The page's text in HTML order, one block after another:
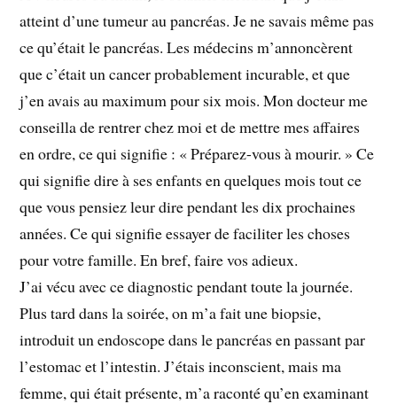
atteint d’une tumeur au pancréas. Je ne savais même pas
ce qu’était le pancréas. Les médecins m’annoncèrent
que c’était un cancer probablement incurable, et que
j’en avais au maximum pour six mois. Mon docteur me
conseilla de rentrer chez moi et de mettre mes affaires
en ordre, ce qui signifie : « Préparez-vous à mourir. » Ce
qui signifie dire à ses enfants en quelques mois tout ce
que vous pensiez leur dire pendant les dix prochaines
années. Ce qui signifie essayer de faciliter les choses
pour votre famille. En bref, faire vos adieux.
J’ai vécu avec ce diagnostic pendant toute la journée.
Plus tard dans la soirée, on m’a fait une biopsie,
introduit un endoscope dans le pancréas en passant par
l’estomac et l’intestin. J’étais inconscient, mais ma
femme, qui était présente, m’a raconté qu’en examinant